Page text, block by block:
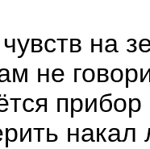
на
не
прибор
накал